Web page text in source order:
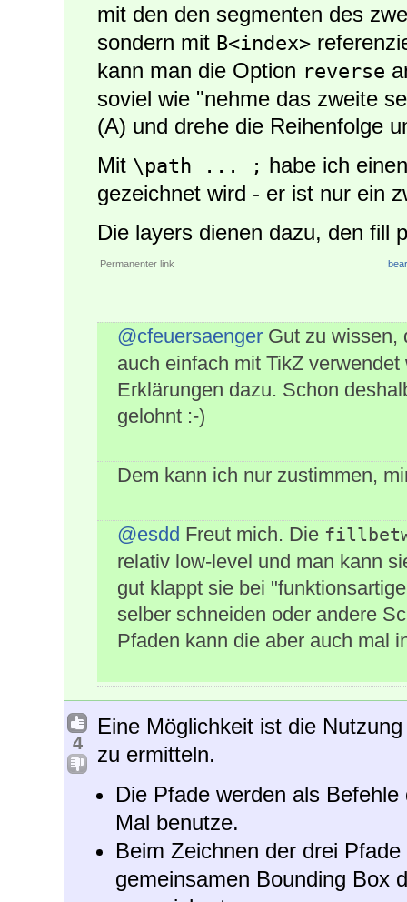
mit den den segmenten des
sondern mit B<index>
kann man die Option reverse
soviel wie "nehme das zweite
(A) und drehe die Reihenfolge
Mit \path ... ; habe ich
gezeichnet wird - er ist nur ein
Die layers dienen dazu, den fill
Permanenter link
@cfeuersaenger Gut zu
auch einfach mit TikZ
Erklärungen dazu. Schon
gelohnt :-)
Dem kann ich nur zustimmen,
@esdd Freut mich. Die
relativ low-level und man kann
gut klappt sie bei
selber schneiden oder andere
Pfaden kann die aber auch mal
4
Eine Möglichkeit ist die
zu ermitteln.
Die Pfade werden als
Mal benutze.
Beim Zeichnen der drei
gemeinsamen Bounding Box